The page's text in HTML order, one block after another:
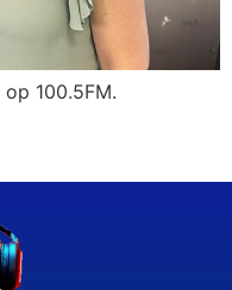
100.5FM.